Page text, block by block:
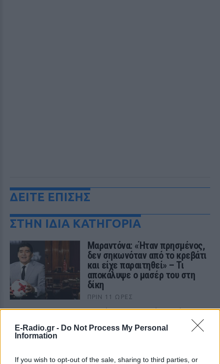
E-Radio.gr - Do Not Process My Personal
Information
If you wish to opt-out of the sale, sharing to third parties, or
ΔΕΙΤΕ ΕΠΙΣΗΣ
ΣΤΗΝ ΙΔΙΑ ΚΑΤΗΓΟΡΙΑ
Μαραντόνα: «Ήταν πρησμένος,
δεν σηκωνόταν από το κρεβάτι
και είχε παραιτηθεί» – Τι
αποκάλυψε ο μασέρ του στη
δίκη
ΠΡΙΝ 11 ΏΡΕΣ
Η κατάθεση του Νικολά Ταφαρέλ στο
ταυτοποίηση